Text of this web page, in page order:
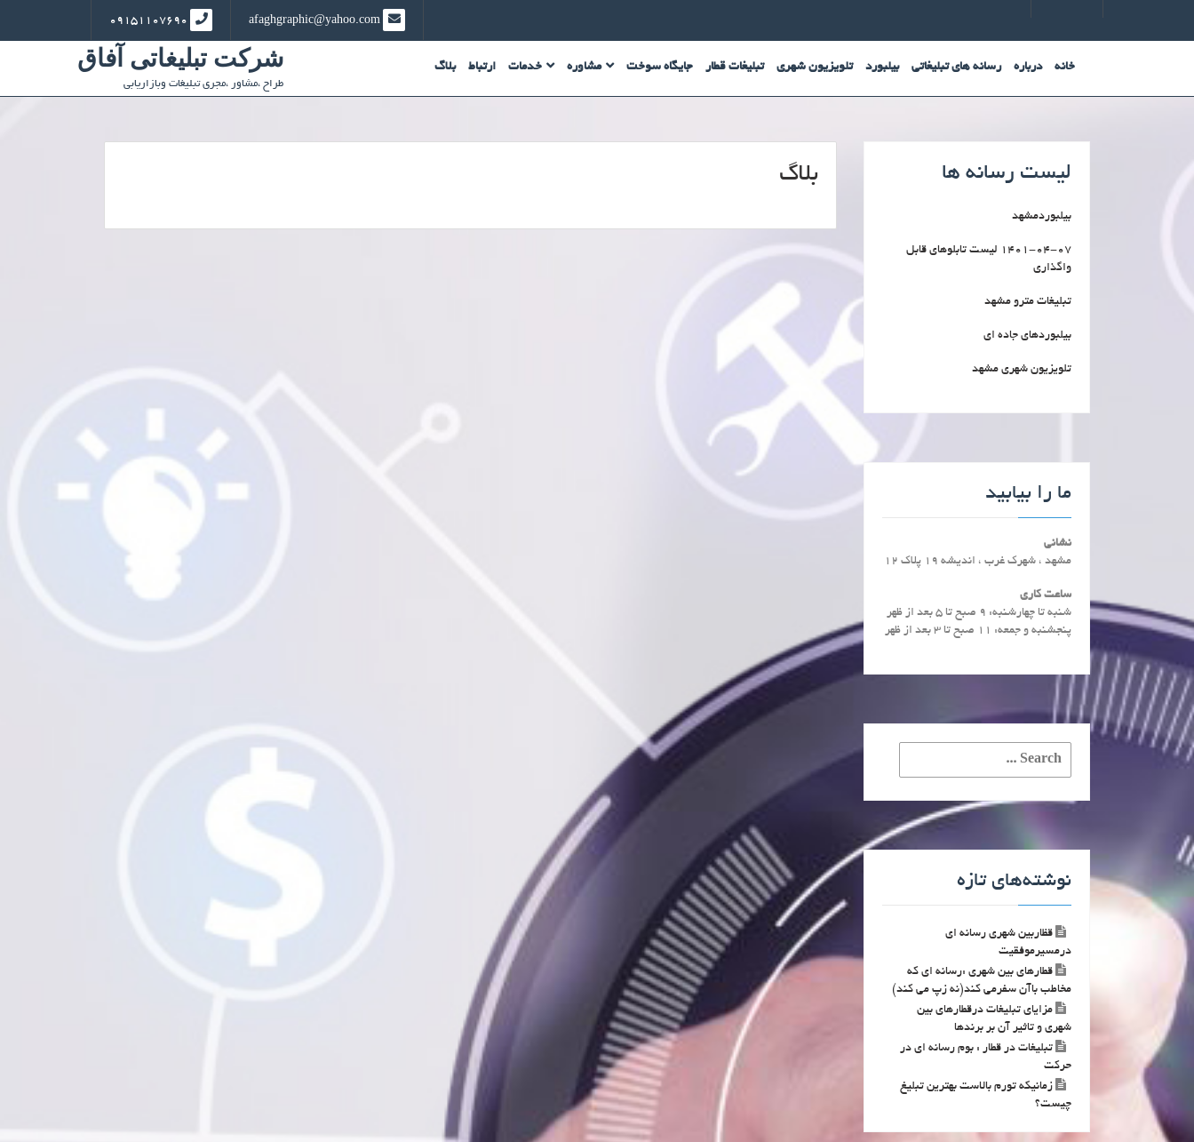
شرکت تبلیغاتی آفاق
طراح ،مشاور ،مجری تبلیغات وبازاریابی
بلاگ ارتباط خدمات مشاوره جایگاه سوخت تبلیغات قطار تلویزیون شهری بیلبورد رسانه های تبلیغاتی درباره خانه
بلاگ لیست رسانه ها
بیلبوردمشهد
1401-04-07 لیست تابلوهای قابل
واگذاری
تبلیغات مترو مشهد
بیلبوردهای جاده ای
تلویزیون شهری مشهد
ما را بیابید
نشانی
مشهد ، شهرک غرب ، اندیشه 19 پلاک 12
ساعت کاری
شنبه تا چهارشنبه: ۹ صبح تا ۵ بعد از ظهر
پنجشنبه و جمعه: ۱۱ صبح تا ۳ بعد از ظهر
نوشته‌های تازه
قظاربین شهری رسانه ای
درمسیرموفقیت
قطارهای بین شهری :رسانه ای که
مخاطب باآن سفرمی کند(نه زپ می کند)
مزایای تبلیغات درقطارهای بین
شهری و تاثیر آن بر برندها
تبلیغات در قطار : بوم رسانه ای در
حرکت
زمانیکه تورم بالاست بهترین تبلیغ
چیست؟